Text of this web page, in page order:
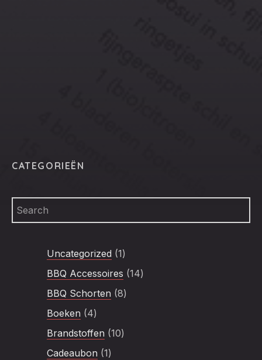
CATEGORIEËN
Uncategorized 11
product
BBQ Accessoires 1414
BBQ Schorten 88
Boeken 44
producten
Brandstoffen 1010
Cadeaubon 11